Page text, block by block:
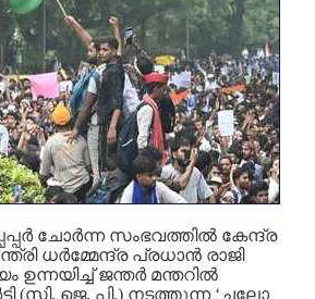
ചോർന്ന സംഭവത്തിൽ കേന്ദ്ര
ധര്‍മ്മേന്ദ്ര പ്രധാൻ രാജി
ജന്തർ മന്തറിൽ
(സി. ജെ. പി.) നടത്തുന്ന ‘ചലോ